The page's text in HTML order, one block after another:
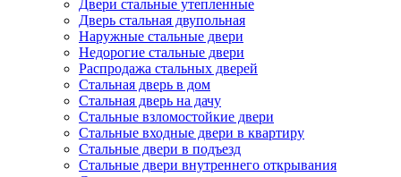
Двери стальные утепленные
Дверь стальная двупольная
Наружные стальные двери
Недорогие стальные двери
Распродажа стальных дверей
Стальная дверь в дом
Стальная дверь на дачу
Стальные взломостойкие двери
Стальные входные двери в квартиру
Стальные двери в подъезд
Стальные двери внутреннего открывания